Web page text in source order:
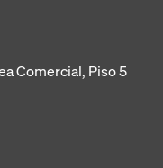
Comercial, Piso 5